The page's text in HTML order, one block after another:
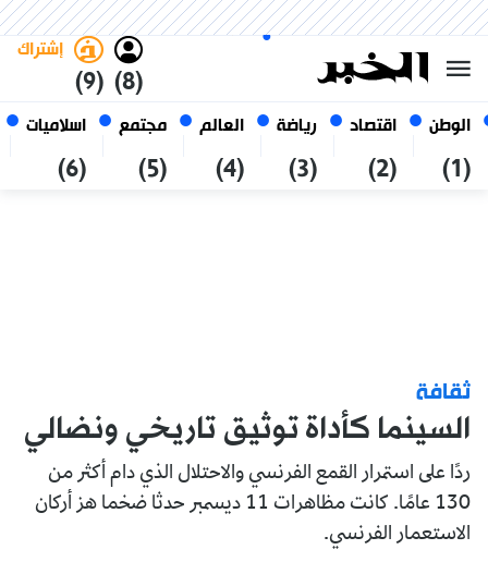
الوطن
(1)
اقتصاد
(2)
رياضة
(3)
العالم
(4)
مجتمع
(5)
اسلاميات
(6)
(8)
إشتراك
(9)
07 أغسطس 2026
الجزائر
ثقافة
السينما كأداة توثيق تاريخي ونضالي
ردًا على استمرار القمع الفرنسي والاحتلال الذي دام أكثر من
130 عامًا. كانت مظاهرات 11 ديسمبر حدثا ضخما هز أركان
الاستعمار الفرنسي.